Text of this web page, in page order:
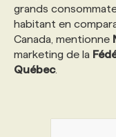
grands
habitant en
Canada, mentionne
marketing de la
Québec.